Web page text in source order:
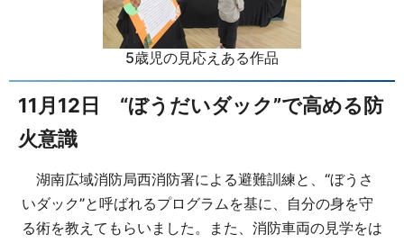
5歳児の見応えある作品
11月12日 “ぼうだいダック”で高める防
火意識
湖南広域消防局西消防署による避難訓練と、“ぼうさ
いダック”と呼ばれるプログラムを基に、自分の身を守
る術を教えてもらいました。また、消防車両の見学をは